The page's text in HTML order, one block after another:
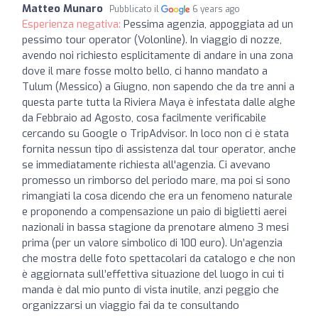
Matteo Munaro Pubblicato il 6 years ago
Esperienza negativa: Pessima agenzia, appoggiata ad un
pessimo tour operator (Volonline). In viaggio di nozze,
avendo noi richiesto esplicitamente di andare in una zona
dove il mare fosse molto bello, ci hanno mandato a
Tulum (Messico) a Giugno, non sapendo che da tre anni a
questa parte tutta la Riviera Maya è infestata dalle alghe
da Febbraio ad Agosto, cosa facilmente verificabile
cercando su Google o TripAdvisor. In loco non ci è stata
fornita nessun tipo di assistenza dal tour operator, anche
se immediatamente richiesta all'agenzia. Ci avevano
promesso un rimborso del periodo mare, ma poi si sono
rimangiati la cosa dicendo che era un fenomeno naturale
e proponendo a compensazione un paio di biglietti aerei
nazionali in bassa stagione da prenotare almeno 3 mesi
prima (per un valore simbolico di 100 euro). Un’agenzia
che mostra delle foto spettacolari da catalogo e che non
è aggiornata sull’effettiva situazione del luogo in cui ti
manda è dal mio punto di vista inutile, anzi peggio che
organizzarsi un viaggio fai da te consultando